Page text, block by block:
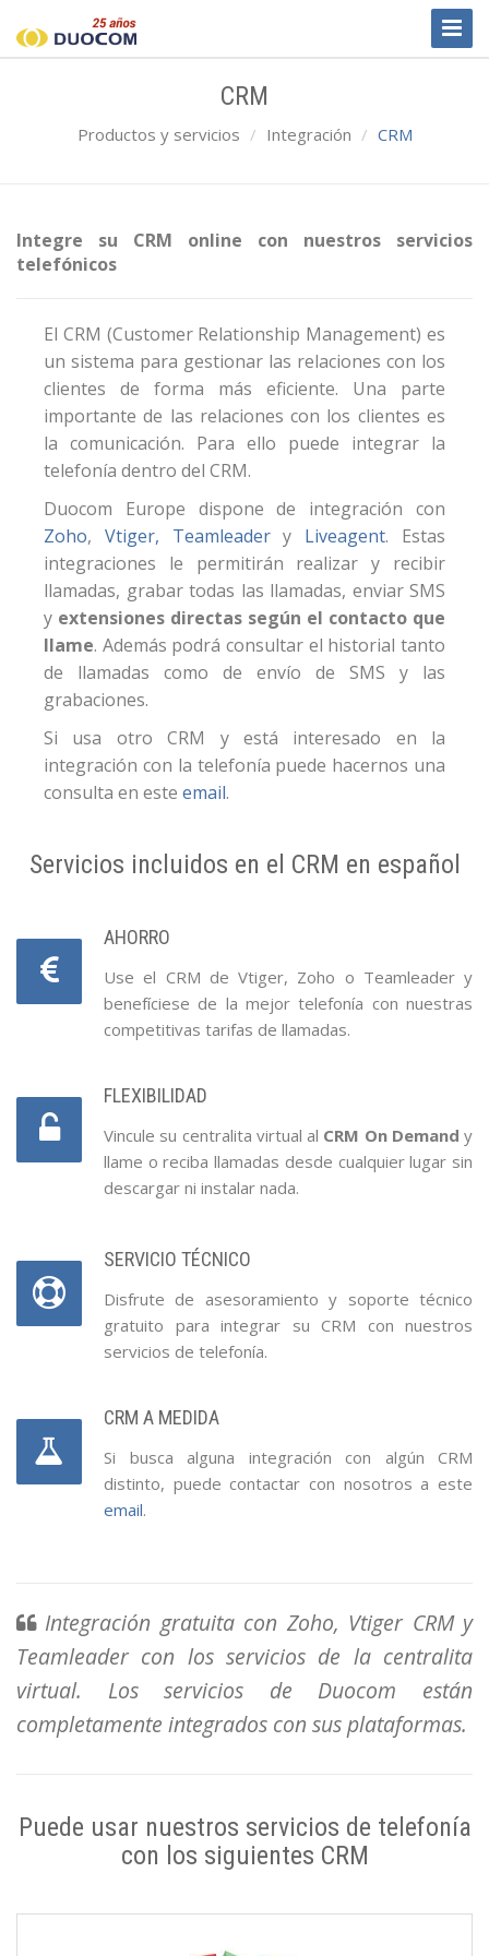
CRM
Productos y servicios Integración CRM
Integre su CRM online con nuestros servicios
telefónicos
El CRM (Customer Relationship Management) es
un sistema para gestionar las relaciones con los
clientes de forma más eficiente. Una parte
importante de las relaciones con los clientes es
la comunicación. Para ello puede integrar la
telefonía dentro del CRM.
Duocom Europe dispone de integración con
Zoho, Vtiger, Teamleadery Liveagent. Estas
integraciones le permitirán realizar y recibir
llamadas, grabar todas las llamadas, enviar SMS
y extensiones directas según el contacto que
llame. Además podrá consultar el historial tanto
de llamadas como de envío de SMS y las
grabaciones.
Si usa otro CRM y está interesado en la
integración con la telefonía puede hacernos una
consulta en este email.
Servicios incluidos en el CRM en español
AHORRO
Use el CRM de Vtiger, Zoho o Teamleader y
benefíciese de la mejor telefonía con nuestras
competitivas tarifas de llamadas.
FLEXIBILIDAD
Vincule su centralita virtual al CRM On Demand y
llame o reciba llamadas desde cualquier lugar sin
descargar ni instalar nada.
SERVICIO TÉCNICO
Disfrute de asesoramiento y soporte técnico
gratuito para integrar su CRM con nuestros
servicios de telefonía.
CRM A MEDIDA
Si busca alguna integración con algún CRM
distinto, puede contactar con nosotros a este
email.
Integración gratuita con Zoho, Vtiger CRM y
Teamleader con los servicios de la centralita
virtual. Los servicios de Duocom están
completamente integrados con sus plataformas.
Puede usar nuestros servicios de telefonía
con los siguientes CRM